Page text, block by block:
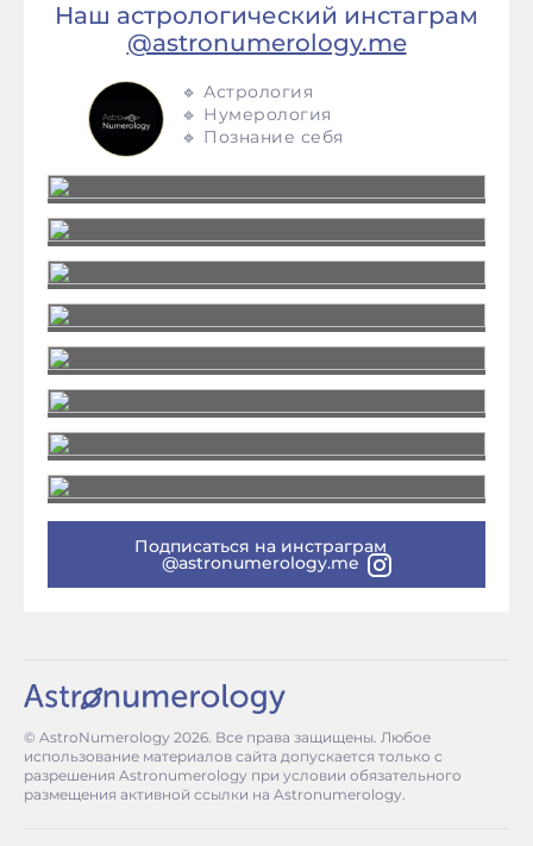
Наш астрологический инстаграм
@astronumerology.me
🔹 Астрология
🔹 Нумерология
🔹 Познание себя
Подписаться на инстраграм
@astronumerology.me
© AstroNumerology 2026. Все права защищены. Любое
использование материалов сайта допускается только с
разрешения Astronumerology при условии обязательного
размещения активной ссылки на Astronumerology.